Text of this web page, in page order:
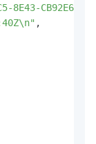
8E43-
,